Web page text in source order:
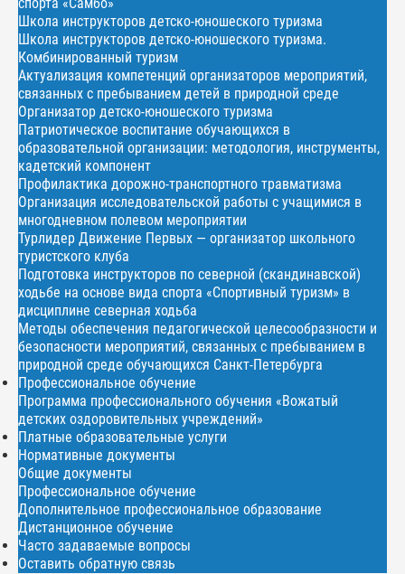
спорта «Самбо»
Школа инструкторов детско-юношеского туризма
Школа инструкторов детско-юношеского туризма.
Комбинированный туризм
Актуализация компетенций организаторов мероприятий,
связанных с пребыванием детей в природной среде
Организатор детско-юношеского туризма
Патриотическое воспитание обучающихся в
образовательной организации: методология, инструменты,
кадетский компонент
Профилактика дорожно-транспортного травматизма
Организация исследовательской работы с учащимися в
многодневном полевом мероприятии
Турлидер Движение Первых — организатор школьного
туристского клуба
Подготовка инструкторов по северной (скандинавской)
ходьбе на основе вида спорта «Спортивный туризм» в
дисциплине северная ходьба
Методы обеспечения педагогической целесообразности и
безопасности мероприятий, связанных с пребыванием в
природной среде обучающихся Санкт-Петербурга
Профессиональное обучение
Программа профессионального обучения «Вожатый
детских оздоровительных учреждений»
Платные образовательные услуги
Нормативные документы
Общие документы
Профессиональное обучение
Дополнительное профессиональное образование
Дистанционное обучение
Часто задаваемые вопросы
Оставить обратную связь